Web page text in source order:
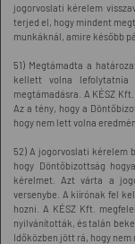
jogorvoslati kérelem
terjed el, hogy mindent
munkáknál, amire később
51) Megtámadta a
kellett volna
megtámadásra. A KÉSZ
Az a tény, hogy a
hogy nem lett volna
52) A jogorvoslati kérelem
hogy Döntőbizottság
kérelmet. Azt várta a
versenybe. A kiírónak fel
hozni. A KÉSZ Kft.
nyilvánították, és talán
Időközben jött rá, hogy nem